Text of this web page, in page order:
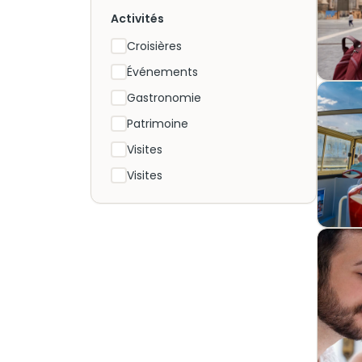
Activités
Croisières
Événements
Gastronomie
Patrimoine
Visites
Visites